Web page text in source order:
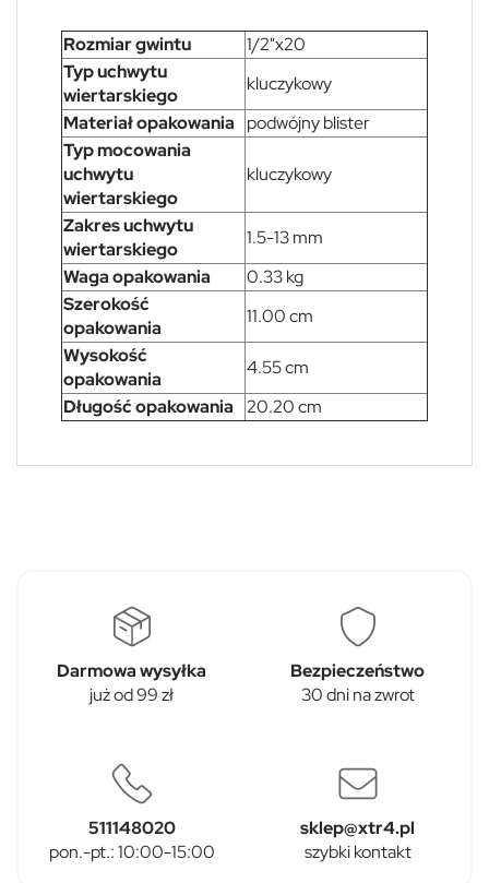
Rozmiar gwintu
1/2"x20
Typ uchwytu
wiertarskiego
kluczykowy
Materiał opakowania
podwójny blister
Typ mocowania
uchwytu
wiertarskiego
kluczykowy
Zakres uchwytu
wiertarskiego
1.5-13 mm
Waga opakowania
0.33 kg
Szerokość
opakowania
11.00 cm
Wysokość
opakowania
4.55 cm
Długość opakowania
20.20 cm
Darmowa wysyłka
już od 99 zł
Bezpieczeństwo
30 dni na zwrot
511148020
pon.-pt.: 10:00-15:00
sklep@xtr4.pl
szybki kontakt